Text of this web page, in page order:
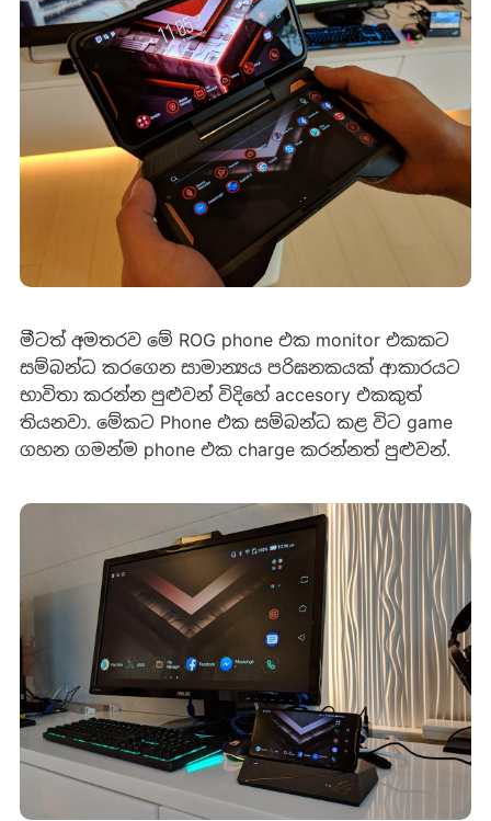
මීටත් අමතරව මේ ROG phone එක monitor එකකට
සම්බන්ධ කරගෙන සාමාන්‍යය පරිඝනකයක් ආකාරයට
භාවිතා කරන්න පුළුවන් විදිහේ accesory එකකුත්
තියනවා. මේකට Phone එක සම්බන්ධ කළ විට game
ගහන ගමන්ම phone එක charge කරන්නත් පුළුවන්.